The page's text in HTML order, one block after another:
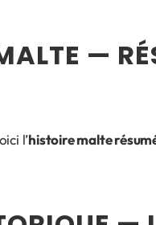
—
l’histoire malte